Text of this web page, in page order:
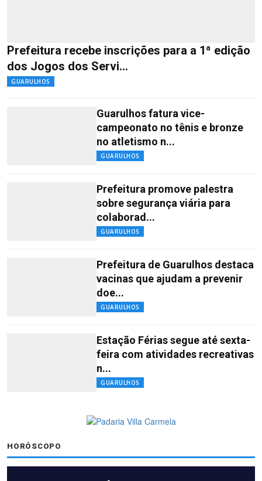
Prefeitura recebe inscrições para a 1ª edição
dos Jogos dos Servi...
GUARULHOS
Guarulhos fatura vice-
campeonato no tênis e bronze
no atletismo n...
GUARULHOS
Prefeitura promove palestra
sobre segurança viária para
colaborad...
GUARULHOS
Prefeitura de Guarulhos destaca
vacinas que ajudam a prevenir
doe...
GUARULHOS
Estação Férias segue até sexta-
feira com atividades recreativas
n...
GUARULHOS
HORÓSCOPO